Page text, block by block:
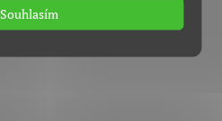
Souhlasím